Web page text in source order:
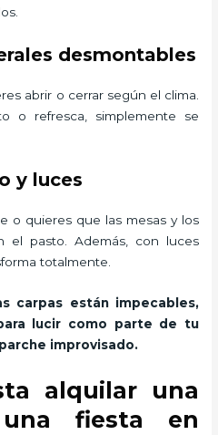
desmontables
abrir o cerrar según el clima.
o refresca, simplemente se
y luces
o quieres que las mesas y los
el pasto. Además, con luces
totalmente.
carpas están impecables,
lucir como parte de tu
improvisado.
alquilar una
fiesta en